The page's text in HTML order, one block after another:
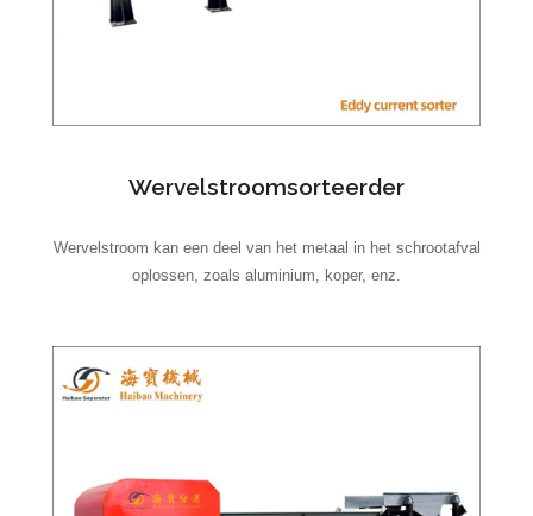
Wervelstroomsorteerder
Wervelstroom kan een deel van het metaal in het schrootafval
oplossen, zoals aluminium, koper, enz.